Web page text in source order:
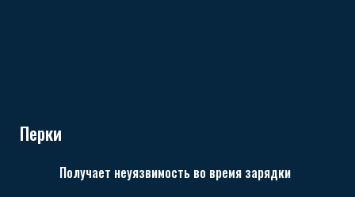
Перки
Получает неуязвимость во время зарядки